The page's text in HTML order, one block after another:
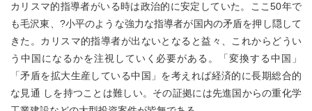
カリスマ的指導者がいる時は政治的に安定していた。ここ50年で
も毛沢東、?小平のような強力な指導者が国内の矛盾を押し隠して
きた。カリスマ的指導者が出ないとなると益々、これからどうい
う中国になるかを注視していく必要がある。「変換する中国」
「矛盾を拡大生産している中国」を考えれば経済的に長期総合的
な見通 しを持つことは難しい。その証拠には先進国からの重化学